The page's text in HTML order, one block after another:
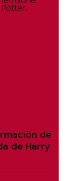
de
de Harry